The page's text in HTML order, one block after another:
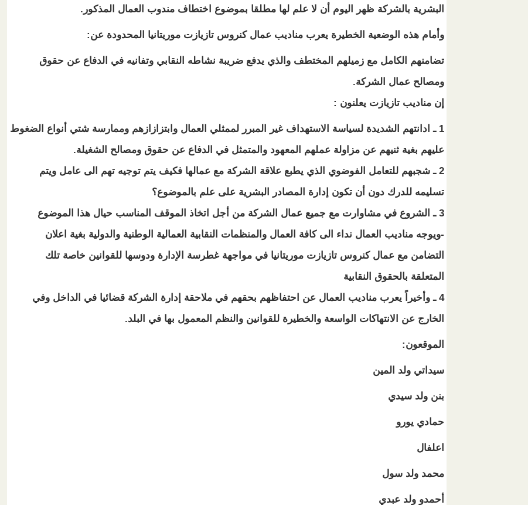
البشرية بالشركة ظهر اليوم أن لا علم لها مطلقا بموضوع اختطاف مندوب العمال المذكور.
وأمام هذه الوضعية الخطيرة يعرب مناديب عمال كنروس تازيازت موريتانيا المحدودة عن:
تضامنهم الكامل مع زميلهم المختطف والذي يدفع ضريبة نشاطه النقابي وتفانيه في الدفاع عن حقوق
ومصالح عمال الشركة.
إن مناديب تازيازت يعلنون :
1 ـ ادانتهم الشديدة لسياسة الاستهداف غير المبرر لممثلي العمال وابتزازازهم وممارسة شتي أنواع الضغوط
عليهم بغية ثنيهم عن مزاولة عملهم المعهود والمتمثل في الدفاع عن حقوق ومصالح الشغيلة.
2 ـ شجبهم للتعامل الفوضوي الذي يطبع علاقة الشركة مع عمالها فكيف يتم توجيه تهم الى عامل ويتم
تسليمه للدرك دون أن تكون إدارة المصادر البشرية على علم بالموضوع؟
3 ـ الشروع في مشاوارت مع جميع عمال الشركة من أجل اتخاذ الموقف المناسب حيال هذا الموضوع
-ويوجه مناديب العمال نداء الى كافة العمال والمنظمات النقابية العمالية الوطنية والدولية بغية اعلان
التضامن مع عمال كنروس تازيازت موريتانيا في مواجهة غطرسة الإدارة ودوسها للقوانين خاصة تلك
المتعلقة بالحقوق النقابية
4 ـ وأخيراً يعرب مناديب العمال عن احتفاظهم بحقهم في ملاحقة إدارة الشركة قضائيا في الداخل وفي
الخارج عن الانتهاكات الواسعة والخطيرة للقوانين والنظم المعمول بها في البلد.
الموقعون:
سيداتي ولد المين
بنن ولد سيدي
حمادي يورو
اعلفال
محمد ولد سول
أحمدو ولد عبدي